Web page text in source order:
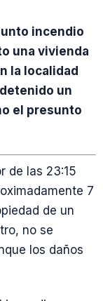
incendio
una vivienda
la localidad
un
el presunto
de las 23:15
7
de un
no se
los daños